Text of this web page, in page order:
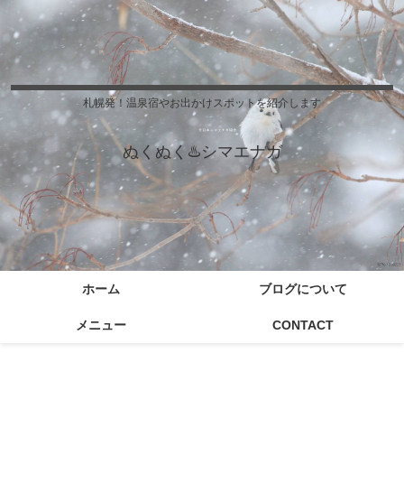
札幌発！温泉宿やお出かけスポットを紹介します
ぬくぬく♨️シマエナガ
ホーム ブログについて
メニュー CONTACT